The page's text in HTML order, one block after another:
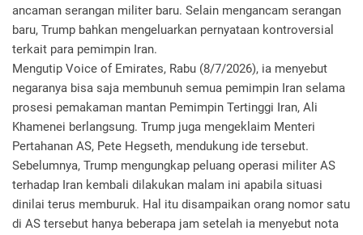
ancaman serangan militer baru. Selain mengancam serangan
baru, Trump bahkan mengeluarkan pernyataan kontroversial
terkait para pemimpin Iran.
Mengutip Voice of Emirates, Rabu (8/7/2026), ia menyebut
negaranya bisa saja membunuh semua pemimpin Iran selama
prosesi pemakaman mantan Pemimpin Tertinggi Iran, Ali
Khamenei berlangsung. Trump juga mengeklaim Menteri
Pertahanan AS, Pete Hegseth, mendukung ide tersebut.
Sebelumnya, Trump mengungkap peluang operasi militer AS
terhadap Iran kembali dilakukan malam ini apabila situasi
dinilai terus memburuk. Hal itu disampaikan orang nomor satu
di AS tersebut hanya beberapa jam setelah ia menyebut nota